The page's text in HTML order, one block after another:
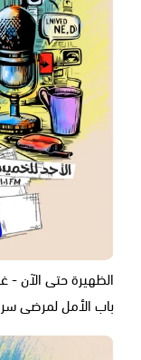
الظهيرة حتى الآن -
باب الأمل لمرضى سرطان